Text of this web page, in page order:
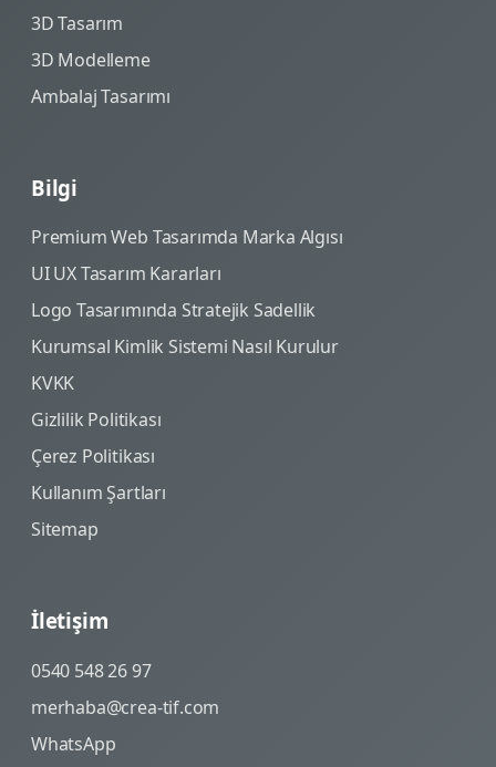
3D Tasarım
3D Modelleme
Ambalaj Tasarımı
Bilgi
Premium Web Tasarımda Marka Algısı
UI UX Tasarım Kararları
Logo Tasarımında Stratejik Sadellik
Kurumsal Kimlik Sistemi Nasıl Kurulur
KVKK
Gizlilik Politikası
Çerez Politikası
Kullanım Şartları
Sitemap
İletişim
0540 548 26 97
merhaba@crea-tif.com
WhatsApp